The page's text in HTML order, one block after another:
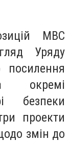
МВС
Уряду
посилення
окремі
безпеки
проекти
змін до